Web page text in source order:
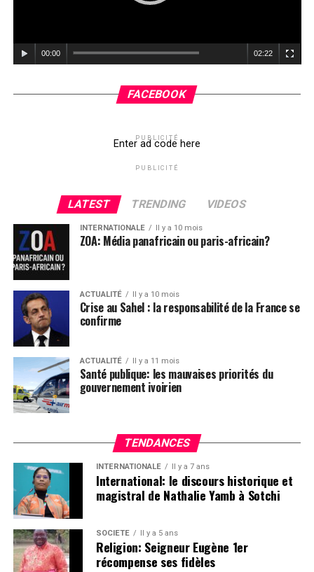
00:00 02:22
FACEBOOK
PUBLICITÉ
Enter ad code here
PUBLICITÉ
LATEST TRENDING VIDEOS
INTERNATIONALE Il y a 10 mois
ZOA: Média panafricain ou paris-africain?
ACTUALITÉ Il y a 10 mois
Crise au Sahel : la responsabilité de la France se
confirme
ACTUALITÉ Il y a 11 mois
Santé publique: les mauvaises priorités du
gouvernement ivoirien
TENDANCES
INTERNATIONALE Il y a 7 ans
International: le discours historique et
magistral de Nathalie Yamb à Sotchi
SOCIETE Il y a 5 ans
Religion: Seigneur Eugène 1er
récompense ses fidèles